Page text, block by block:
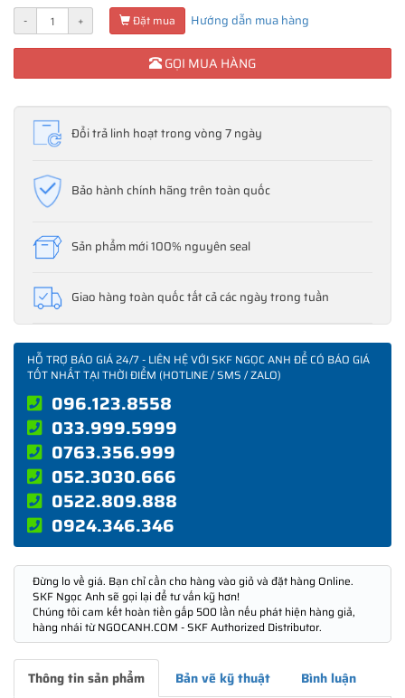
- + Đặt mua Hướng dẫn mua hàng
GỌI MUA HÀNG
Đổi trả linh hoạt trong vòng 7 ngày
Bảo hành chính hãng trên toàn quốc
Sản phẩm mới 100% nguyên seal
Giao hàng toàn quốc tất cả các ngày trong tuần
HỖ TRỢ BÁO GIÁ 24/7 - LIÊN HỆ VỚI SKF NGỌC ANH ĐỂ CÓ BÁO GIÁ
TỐT NHẤT TẠI THỜI ĐIỂM (HOTLINE / SMS / ZALO)
096.123.8558
033.999.5999
0763.356.999
052.3030.666
0522.809.888
0924.346.346
Đừng lo về giá. Bạn chỉ cần cho hàng vào giỏ và đặt hàng Online.
SKF Ngọc Anh sẽ gọi lại để tư vấn kỹ hơn!
Chúng tôi cam kết hoàn tiền gấp 500 lần nếu phát hiện hàng giả,
hàng nhái từ NGOCANH.COM - SKF Authorized Distributor.
Thông tin sản phẩm Bản vẽ kỹ thuật Bình luận